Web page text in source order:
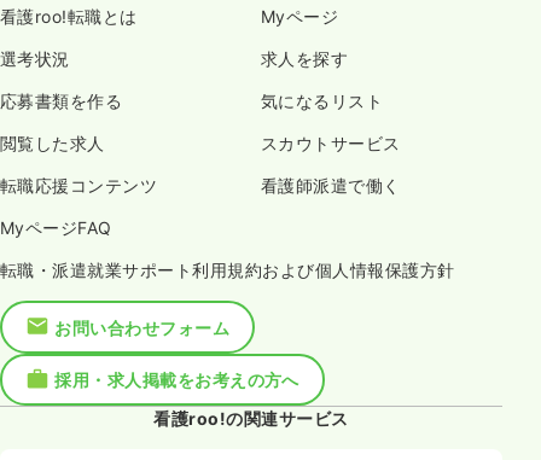
看護roo!転職とは Myページ
選考状況 求人を探す
応募書類を作る 気になるリスト
閲覧した求人 スカウトサービス
転職応援コンテンツ 看護師派遣で働く
MyページFAQ
転職・派遣就業サポート利用規約および個人情報保護方針
お問い合わせフォーム
採用・求人掲載をお考えの方へ
看護roo!の関連サービス